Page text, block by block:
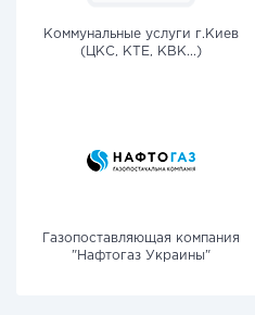
Коммунальные услуги г.Киев
(ЦКС, КТЕ, КВК...)
Газопоставляющая компания
"Нафтогаз Украины"